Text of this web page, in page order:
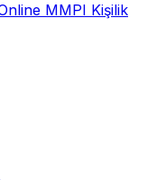
MMPI Kişilik